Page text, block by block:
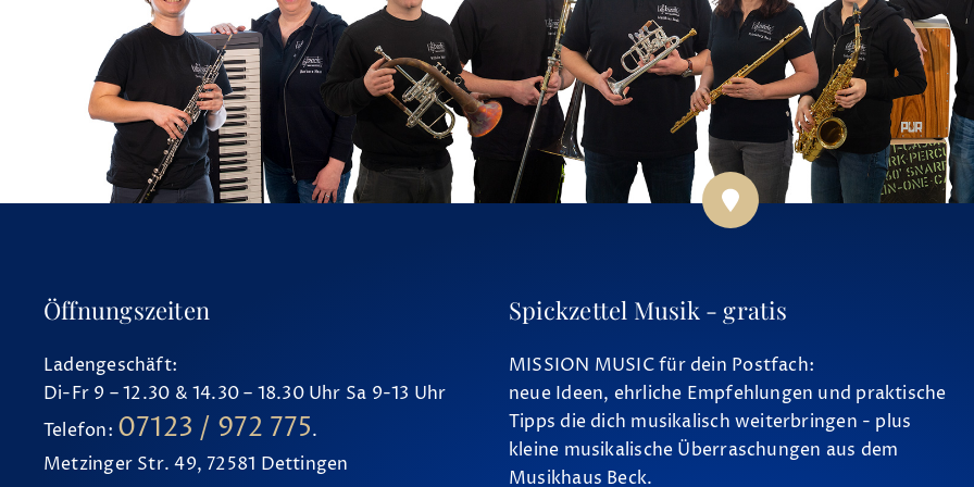
Öffnungszeiten
Ladengeschäft:
Di-Fr 9 – 12.30 & 14.30 – 18.30 Uhr Sa 9-13 Uhr
Telefon: 07123 / 972 775.
Metzinger Str. 49, 72581 Dettingen
Spickzettel Musik - gratis
MISSION MUSIC für dein Postfach:
neue Ideen, ehrliche Empfehlungen und praktische
Tipps die dich musikalisch weiterbringen - plus
kleine musikalische Überraschungen aus dem
Musikhaus Beck.